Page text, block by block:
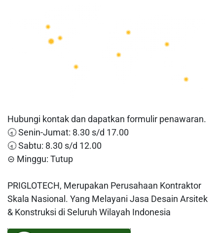
Hubungi kontak dan dapatkan formulir penawaran.
🕣 Senin-Jumat: 8.30 s/d 17.00
🕣 Sabtu: 8.30 s/d 12.00
⊝ Minggu: Tutup
PRIGLOTECH, Merupakan Perusahaan Kontraktor
Skala Nasional. Yang Melayani Jasa Desain Arsitek
& Konstruksi di Seluruh Wilayah Indonesia